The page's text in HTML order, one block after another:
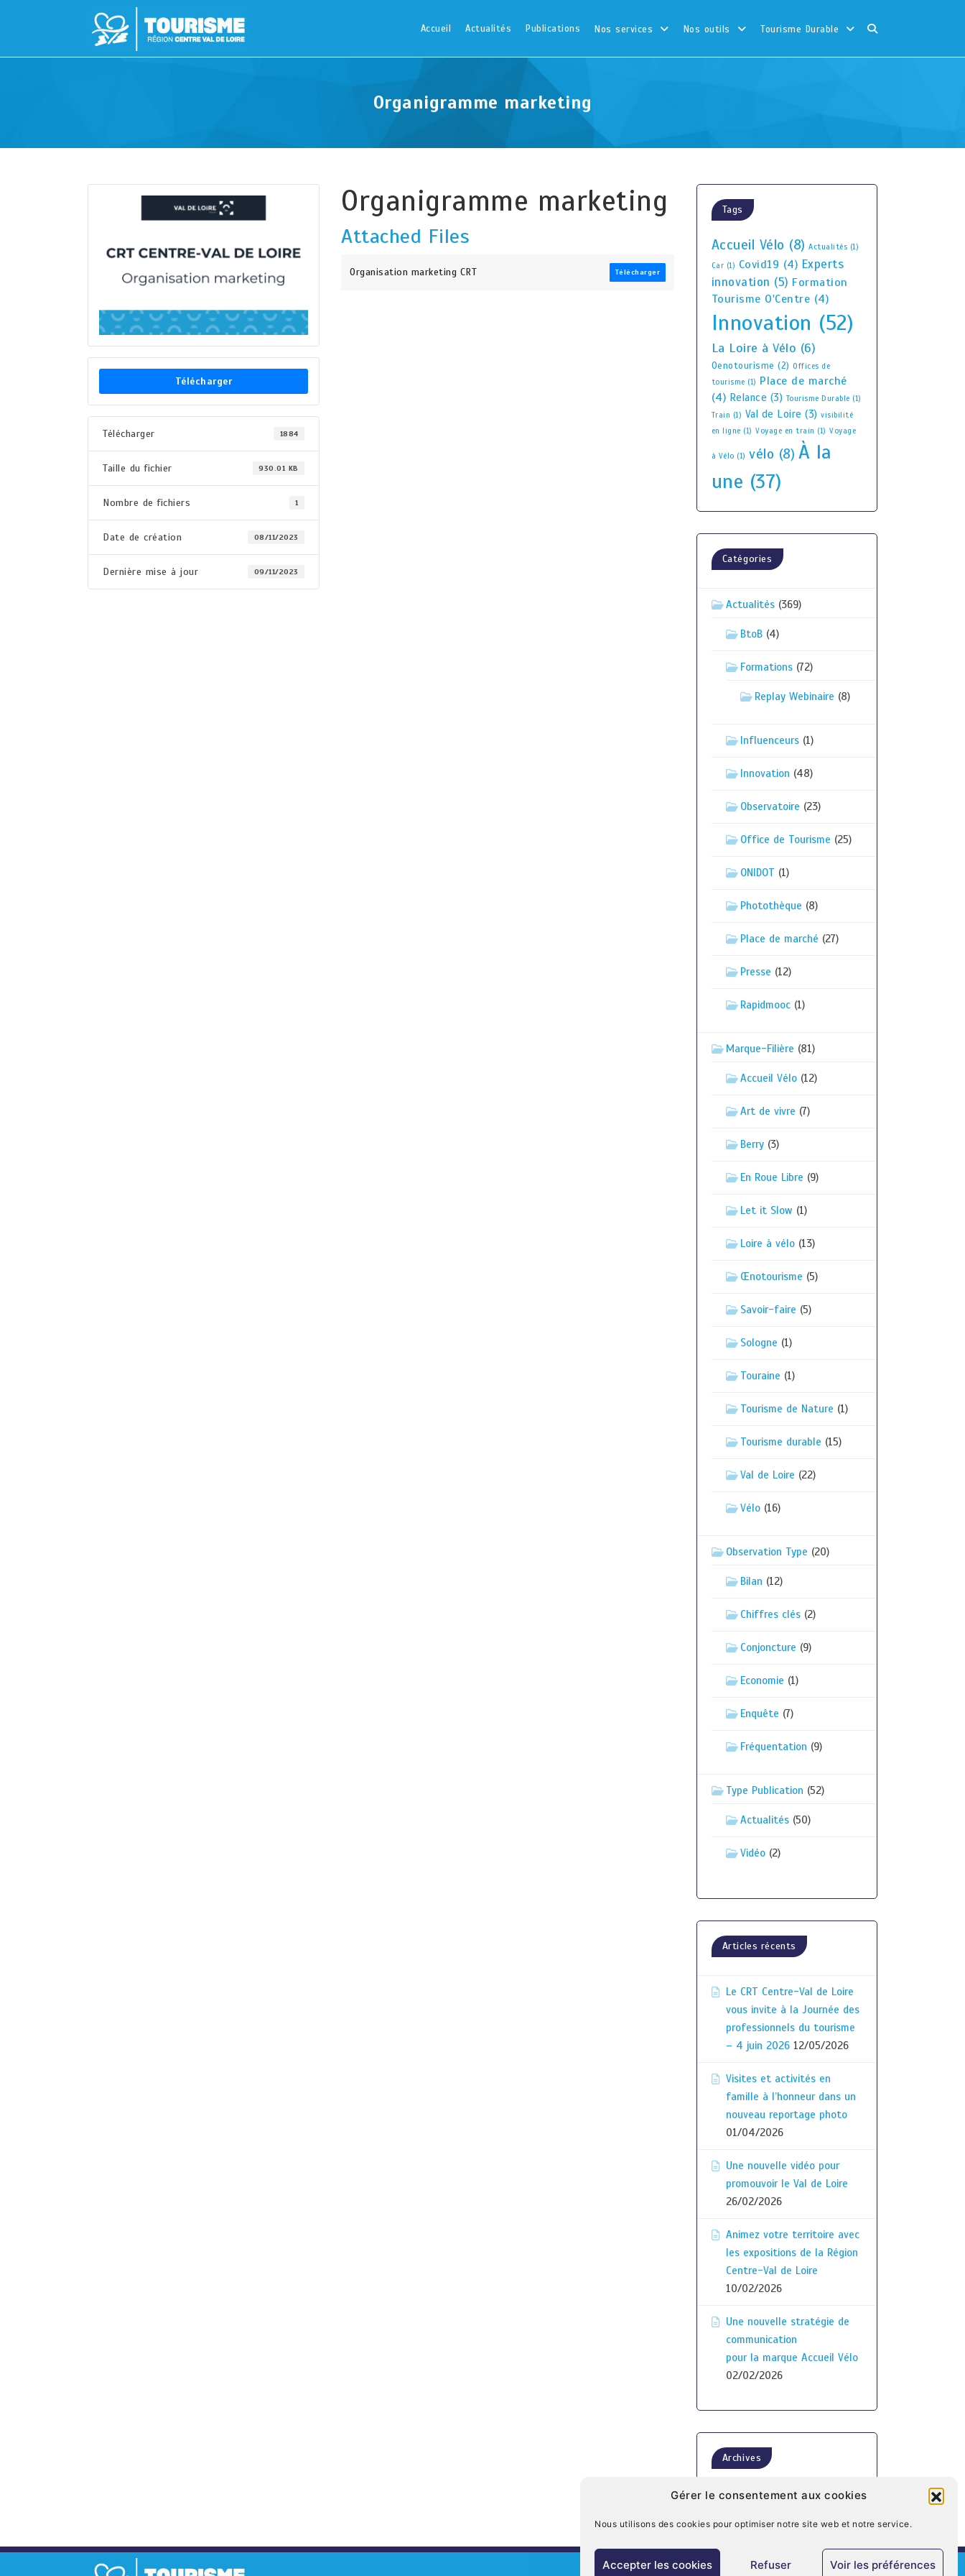
Gérer le consentement aux cookies
Nous utilisons des cookies pour optimiser notre site web et notre service.
Accepter les cookies Refuser Voir les préférences
Accueil Actualités Publications Nos services Nos outils Tourisme Durable
Organigramme marketing
Télécharger
Télécharger 1884
Taille du fichier 930.01 KB
Nombre de fichiers 1
Date de création 08/11/2023
Dernière mise à jour 09/11/2023
Organigramme marketing
Attached Files
Organisation marketing CRT Télécharger
Tags
Accueil Vélo (8) Actualités (1)
Car (1) Covid19 (4) Experts
innovation (5) Formation
Tourisme O'Centre (4)
Innovation (52)
La Loire à Vélo (6)
Oenotourisme (2) Offices de
tourisme (1) Place de marché
(4) Relance (3) Tourisme Durable (1)
Train (1) Val de Loire (3) visibilité
en ligne (1) Voyage en train (1) Voyage
à Vélo (1) vélo (8) À la
une (37)
Catégories
Actualités(369)
BtoB(4)
Formations(72)
Replay Webinaire (8)
Influenceurs(1)
Innovation (48)
Observatoire (23)
Office de Tourisme (25)
ONIDOT (1)
Photothèque (8)
Place de marché (27)
Presse (12)
Rapidmooc(1)
Marque-Filière (81)
Accueil Vélo(12)
Art de vivre (7)
Berry(3)
En Roue Libre (9)
Let it Slow (1)
Loire à vélo(13)
Œnotourisme (5)
Savoir-faire (5)
Sologne (1)
Touraine (1)
Tourisme de Nature (1)
Tourisme durable (15)
Val de Loire (22)
Vélo(16)
Observation Type (20)
Bilan (12)
Chiffres clés(2)
Conjoncture (9)
Economie (1)
Enquête (7)
Fréquentation (9)
Type Publication (52)
Actualités(50)
Vidéo(2)
Articles récents
Le CRT Centre-Val de Loire
vous invite à la Journée des
professionnels du tourisme
– 4 juin 2026 12/05/2026
Visites et activités en
famille à l’honneur dans un
nouveau reportage photo
01/04/2026
Une nouvelle vidéo pour
promouvoir le Val de Loire
26/02/2026
Animez votre territoire avec
les expositions de la Région
Centre-Val de Loire
10/02/2026
Une nouvelle stratégie de
communication
pour la marque Accueil Vélo
02/02/2026
Archives